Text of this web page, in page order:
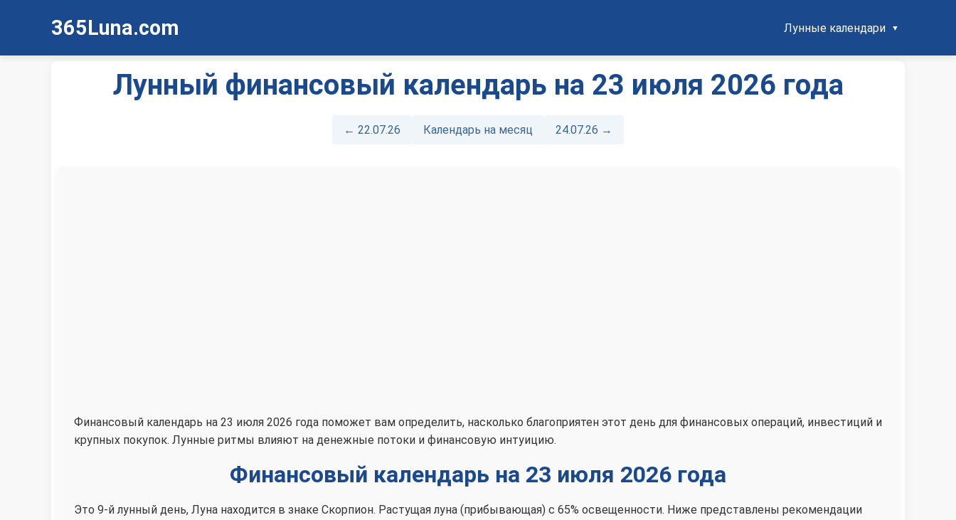
365Luna.com Лунные календари
Лунный финансовый календарь на 23 июля 2026 года
← 22.07.26 Календарь на месяц 24.07.26 →
Финансовый календарь на 23 июля 2026 года поможет вам определить, насколько благоприятен этот день для финансовых операций, инвестиций и
крупных покупок. Лунные ритмы влияют на денежные потоки и финансовую интуицию.
Финансовый календарь на 23 июля 2026 года
Это 9-й лунный день, Луна находится в знаке Скорпион. Растущая луна (прибывающая) с 65% освещенности. Ниже представлены рекомендации